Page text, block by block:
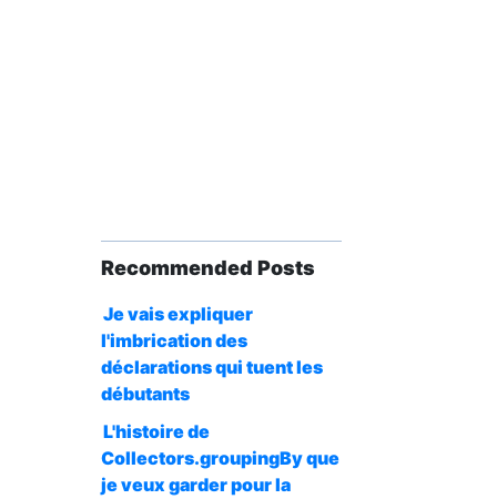
Recommended Posts
Je vais expliquer
l'imbrication des
déclarations qui tuent les
débutants
L'histoire de
Collectors.groupingBy que
je veux garder pour la